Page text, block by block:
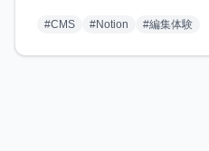
#CMS #Notion #編集体験